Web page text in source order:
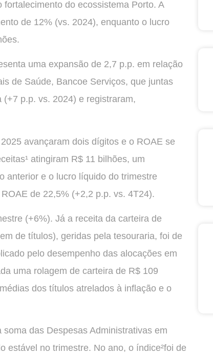
do ecossistema Porto. A
de 12% (vs. 2024), enquanto o lucro
uma expansão de 2,7 p.p. em relação
de Saúde, Bancoe Serviços, que juntas
p.p. vs. 2024) e registraram,
avançaram dois dígitos e o ROAE se
atingiram R$ 11 bilhões, um
anterior e o lucro líquido do trimestre
de 22,5% (+2,2 p.p. vs. 4T24).
(+6%). Já a receita da carteira de
de títulos), geridas pela tesouraria, foi de
pelo desempenho das alocações em
uma rolagem de carteira de R$ 109
dos títulos atrelados à inflação e o
das Despesas Administrativas em
estável no trimestre. No ano, o índice²foi de